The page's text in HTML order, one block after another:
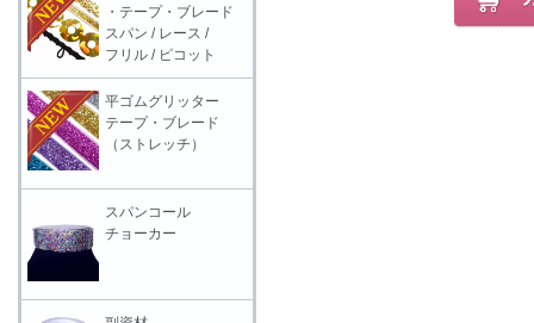
・テープ・ブレード
スパン / レース /
フリル / ピコット
平ゴムグリッター
テープ・ブレード
（ストレッチ）
スパンコール
チョーカー